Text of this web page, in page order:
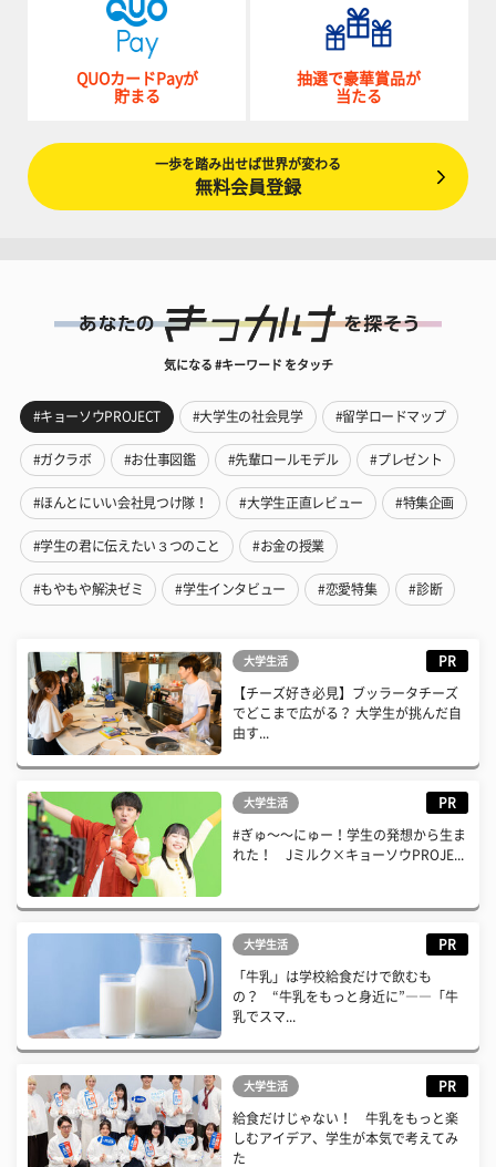
QUOカードPayが
貯まる
抽選で豪華賞品が
当たる
一歩を踏み出せば世界が変わる
無料会員登録
気になる #キーワード をタッチ
#キョーソウPROJECT #大学生の社会見学 #留学ロードマップ
#ガクラボ #お仕事図鑑 #先輩ロールモデル #プレゼント
#ほんとにいい会社見つけ隊！ #大学生正直レビュー #特集企画
#学生の君に伝えたい３つのこと #お金の授業
#もやもや解決ゼミ #学生インタビュー #恋愛特集 #診断
大学生活 PR
【チーズ好き必見】ブッラータチーズ
でどこまで広がる？ 大学生が挑んだ自
由す...
大学生活 PR
#ぎゅ〜〜にゅー！学生の発想から生ま
れた！ Jミルク×キョーソウPROJE...
大学生活 PR
「牛乳」は学校給食だけで飲むも
の？ “牛乳をもっと身近に”――「牛
乳でスマ...
大学生活 PR
給食だけじゃない！ 牛乳をもっと楽
しむアイデア、学生が本気で考えてみ
た